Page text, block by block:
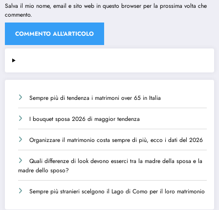
Salva il mio nome, email e sito web in questo browser per la prossima volta che
commento.
Sempre più di tendenza i matrimoni over 65 in Italia
I bouquet sposa 2026 di maggior tendenza
Organizzare il matrimonio costa sempre di più, ecco i dati del 2026
Quali differenze di look devono esserci tra la madre della sposa e la
madre dello sposo?
Sempre più stranieri scelgono il Lago di Como per il loro matrimonio